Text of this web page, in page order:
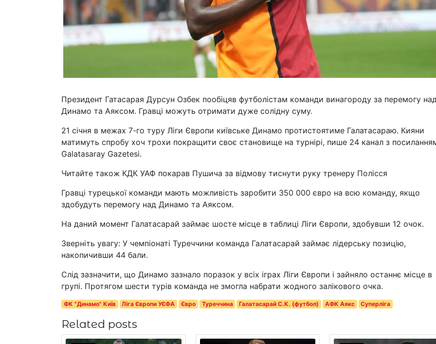
Президент Гатасарая Дурсун Озбек пообіцяв футболістам команди винагороду за перемогу
Динамо та Аяксом. Гравці можуть отримати дуже солідну суму.
21 січня в межах 7-го туру Ліги Європи київське Динамо протистоятиме Галатасараю. Кияни
матимуть спробу хоч трохи покращити своє становище на турнірі, пише 24 канал з
Galatasaray Gazetesi.
Читайте також КДК УАФ покарав Пушича за відмову тиснути руку тренеру Полісся
Гравці турецької команди мають можливість заробити 350 000 євро на всю команду, якщо
здобудуть перемогу над Динамо та Аяксом.
На даний момент Галатасарай займає шосте місце в таблиці Ліги Європи, здобувши 12 очок.
Зверніть увагу: У чемпіонаті Туреччини команда Галатасарай займає лідерську позицію,
накопичивши 44 бали.
Слід зазначити, що Динамо зазнало поразок у всіх іграх Ліги Європи і зайняло останнє місце в
групі. Протягом шести турів команда не змогла набрати жодного залікового очка.
ФК "Динамо" Київ Ліга Європи УЄФА Євро Туреччина Галатасарай С.К. (футбол) АФК Аякс Суперліга
Related posts